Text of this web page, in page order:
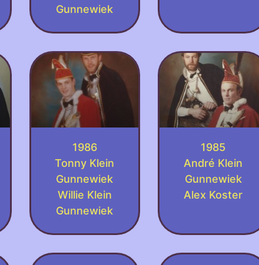
Gunnewiek
1986
Tonny Klein
Gunnewiek
Willie Klein
Gunnewiek
1985
André Klein
Gunnewiek
Alex Koster